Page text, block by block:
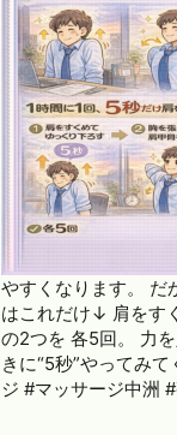
やすくなります。
はこれだけ↓ 肩をす
の2つを 各5回。 力
きに“5秒”やってみ
ジ #マッサージ中洲